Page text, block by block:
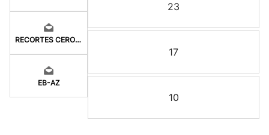
RECORTES CERO-LV-M
EB-AZ
23
17
10